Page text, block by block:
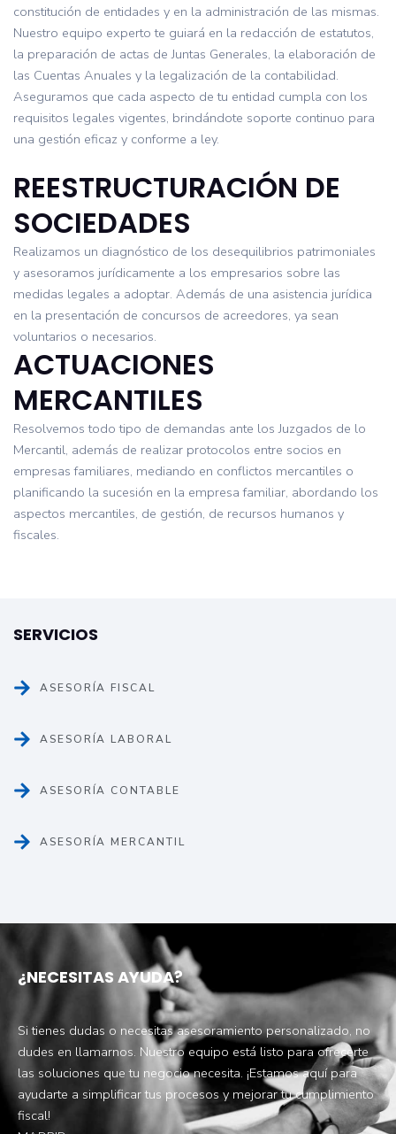
SERVICIOS
ASESORÍA FISCAL
ASESORÍA LABORAL
ASESORÍA CONTABLE
ASESORÍA MERCANTIL
¿NECESITAS AYUDA?
Si tienes dudas o necesitas asesoramiento personalizado, no
dudes en llamarnos. Nuestro equipo está listo para ofrecerte
las soluciones que tu negocio necesita. ¡Estamos aquí para
ayudarte a simplificar tus procesos y mejorar tu cumplimiento
fiscal!
constitución de entidades y en la administración de las mismas.
Nuestro equipo experto te guiará en la redacción de estatutos,
la preparación de actas de Juntas Generales, la elaboración de
las Cuentas Anuales y la legalización de la contabilidad.
Aseguramos que cada aspecto de tu entidad cumpla con los
requisitos legales vigentes, brindándote soporte continuo para
una gestión eficaz y conforme a ley.
REESTRUCTURACIÓN DE
SOCIEDADES
Realizamos un diagnóstico de los desequilibrios patrimoniales
y asesoramos jurídicamente a los empresarios sobre las
medidas legales a adoptar. Además de una asistencia jurídica
en la presentación de concursos de acreedores, ya sean
voluntarios o necesarios.
ACTUACIONES
MERCANTILES
Resolvemos todo tipo de demandas ante los Juzgados de lo
Mercantil, además de realizar protocolos entre socios en
empresas familiares, mediando en conflictos mercantiles o
planificando la sucesión en la empresa familiar, abordando los
aspectos mercantiles, de gestión, de recursos humanos y
fiscales.